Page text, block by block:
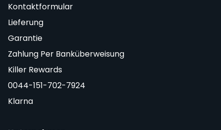
Kontaktformular
Lieferung
Garantie
Zahlung Per Banküberweisung
Killer Rewards
0044-151-702-7924
Klarna